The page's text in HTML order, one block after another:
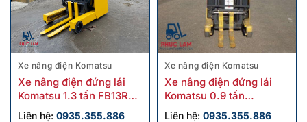
Xe nâng điện Komatsu
Xe nâng điện đứng lái
Komatsu 1.3 tấn FB13RS-
15 cũ giá tốt
Liên hệ: 0935.355.886
Xe nâng điện Komatsu
Xe nâng điện đứng lái
Komatsu 0.9 tấn
FB09RS-14 cũ
Liên hệ: 0935.355.886